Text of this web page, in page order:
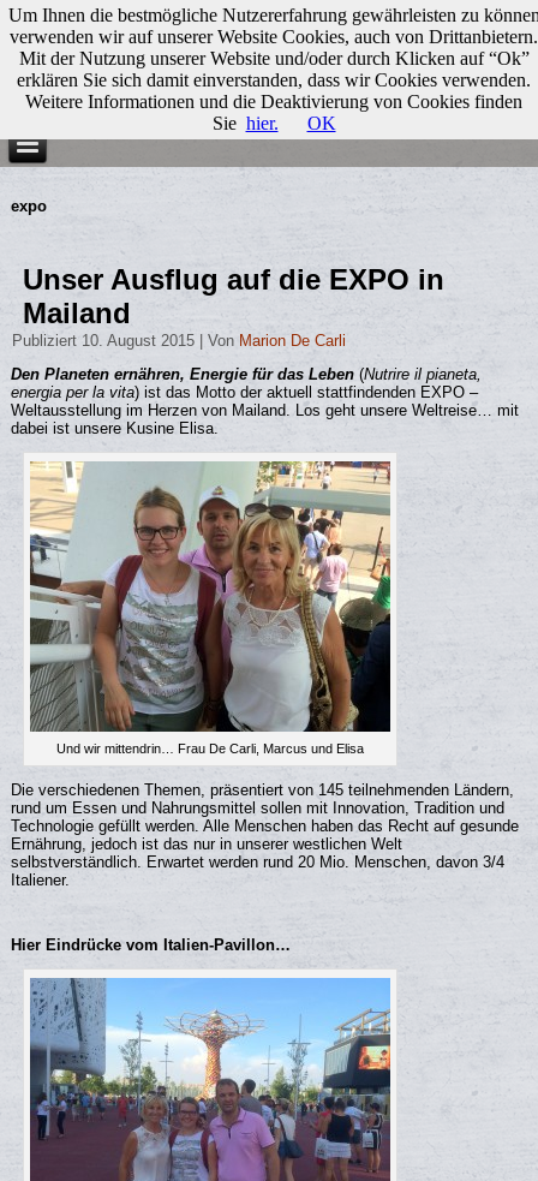
expo
Unser Ausflug auf die EXPO in
Mailand
Publiziert 10. August 2015 |Von Marion De Carli
Den Planeten ernähren, Energie für das Leben (Nutrire il pianeta,
energia per la vita) ist das Motto der aktuell stattfindenden EXPO –
Weltausstellung im Herzen von Mailand. Los geht unsere Weltreise… mit
dabei ist unsere Kusine Elisa.
Und wir mittendrin… Frau De Carli, Marcus und Elisa
Die verschiedenen Themen, präsentiert von 145 teilnehmenden Ländern,
rund um Essen und Nahrungsmittel sollen mit Innovation, Tradition und
Technologie gefüllt werden. Alle Menschen haben das Recht auf gesunde
Ernährung, jedoch ist das nur in unserer westlichen Welt
selbstverständlich. Erwartet werden rund 20 Mio. Menschen, davon 3/4
Italiener.
Hier Eindrücke vom Italien-Pavillon…
Um Ihnen die bestmögliche Nutzererfahrung gewährleisten zu
verwenden wir auf unserer Website Cookies, auch von Drittanbietern.
Mit der Nutzung unserer Website und/oder durch Klicken auf “Ok”
erklären Sie sich damit einverstanden, dass wir Cookies verwenden.
Weitere Informationen und die Deaktivierung von Cookies finden
Sie hier. OK